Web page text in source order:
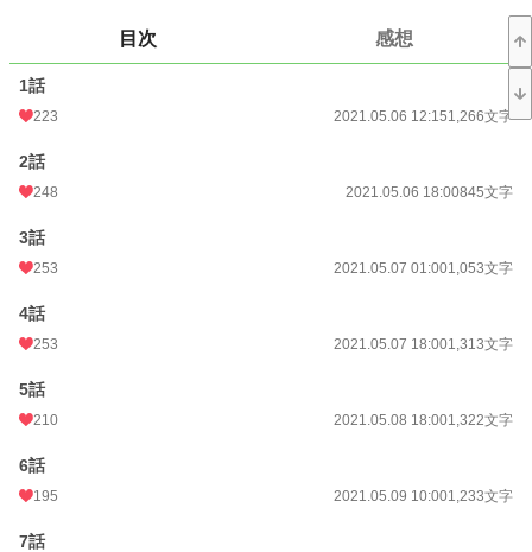
26,711 位 / 228,909 件
恋愛
お気に入り
24h.ポイント
更新日時
月間ポイント
年間ポイント
累計ポイント
目次 感想
1話
223 2021.05.06 12:151,266文字
2話
248 2021.05.06 18:00845文字
3話
253 2021.05.07 01:001,053文字
4話
253 2021.05.07 18:001,313文字
5話
210 2021.05.08 18:001,322文字
6話
195 2021.05.09 10:001,233文字
7話